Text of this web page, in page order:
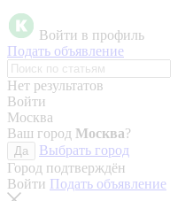
Войти в профиль
Подать объявление
Нет результатов
Войти
Москва
Ваш город Москва?
Да
Выбрать город
Город подтверждён
Войти Подать объявление